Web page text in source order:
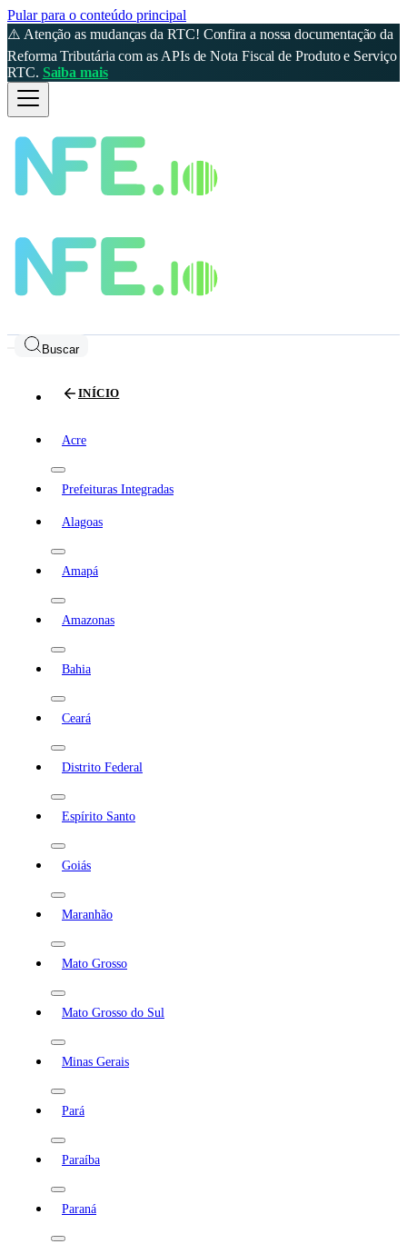
Pular para o conteúdo principal
⚠️ Atenção as mudanças da RTC! Confira a nossa documentação da
Reforma Tributária com as APIs de Nota Fiscal de Produto e Serviço
RTC. Saiba mais
Buscar
INÍCIO
Acre
Prefeituras Integradas
Alagoas
Amapá
Amazonas
Bahia
Ceará
Distrito Federal
Espírito Santo
Goiás
Maranhão
Mato Grosso
Mato Grosso do Sul
Minas Gerais
Pará
Paraíba
Paraná